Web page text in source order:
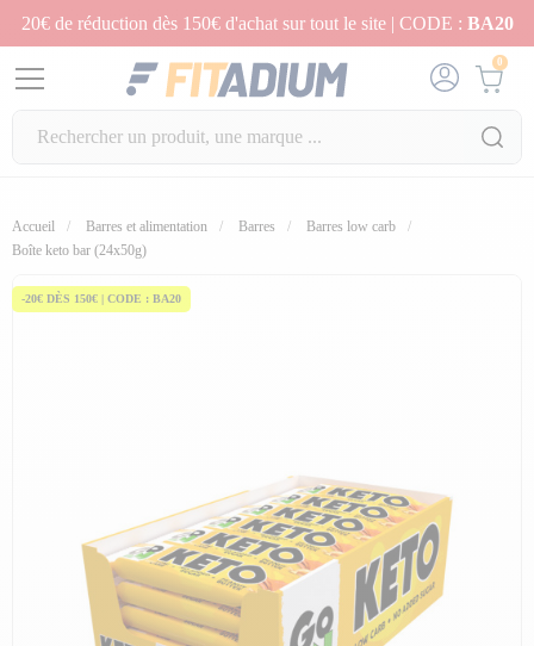
20€ de réduction dès 150€ d'achat sur tout le site | CODE : BA20
0
Accueil Barres et alimentation Barres
Barres low carb
Boîte keto bar (24x50g)
-20€ DÈS 150€ | CODE : BA20